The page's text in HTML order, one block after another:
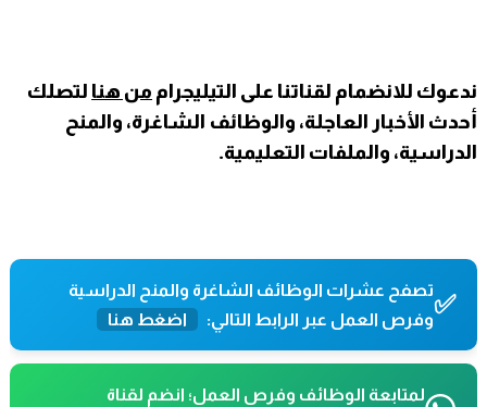
ندعوك للانضمام لقناتنا على التيليجرام من هنا لتصلك
أحدث الأخبار العاجلة، والوظائف الشاغرة، والمنح
الدراسية، والملفات التعليمية.
✅تصفح عشرات الوظائف الشاغرة والمنح الدراسية
وفرص العمل عبر الرابط التالي:
اضغط هنا
لمتابعة الوظائف وفرص العمل؛ انضم لقناة